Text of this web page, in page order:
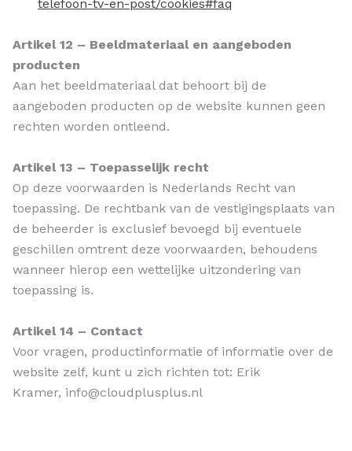
telefoon-tv-en-post/cookies#faq
Artikel 12 – Beeldmateriaal en aangeboden
producten
Aan het beeldmateriaal dat behoort bij de
aangeboden producten op de website kunnen geen
rechten worden ontleend.
Artikel 13 – Toepasselijk recht
Op deze voorwaarden is Nederlands Recht van
toepassing. De rechtbank van de vestigingsplaats van
de beheerder is exclusief bevoegd bij eventuele
geschillen omtrent deze voorwaarden, behoudens
wanneer hierop een wettelijke uitzondering van
toepassing is.
Artikel 14 – Contact
Voor vragen, productinformatie of informatie over de
website zelf, kunt u zich richten tot: Erik
Kramer, info@cloudplusplus.nl